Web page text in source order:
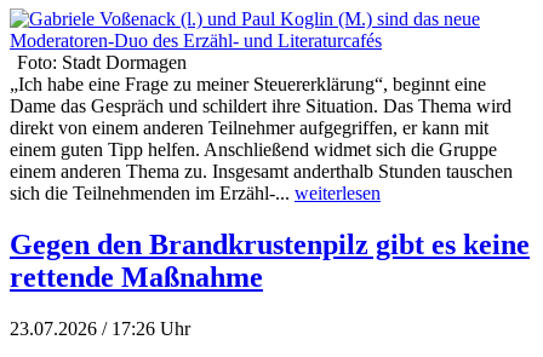
Foto: Stadt Dormagen
„Ich habe eine Frage zu meiner Steuererklärung“, beginnt eine
Dame das Gespräch und schildert ihre Situation. Das Thema wird
direkt von einem anderen Teilnehmer aufgegriffen, er kann mit
einem guten Tipp helfen. Anschließend widmet sich die Gruppe
einem anderen Thema zu. Insgesamt anderthalb Stunden tauschen
sich die Teilnehmenden im Erzähl-... weiterlesen
Gegen den Brandkrustenpilz gibt es keine
rettende Maßnahme
23.07.2026 / 17:26 Uhr